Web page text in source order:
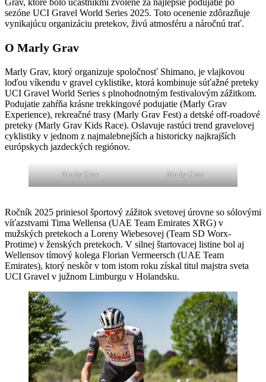
sezóne UCI Gravel World Series 2025. Toto ocenenie zdôrazňuje
vynikajúcu organizáciu pretekov, živú atmosféru a náročnú trať.
O Marly Grav
Marly Grav, ktorý organizuje spoločnosť Shimano, je vlajkovou
loďou víkendu v gravel cyklistike, ktorá kombinuje súťažné preteky
UCI Gravel World Series s plnohodnotným festivalovým zážitkom.
Podujatie zahŕňa krásne trekkingové podujatie (Marly Grav
Experience), rekreačné trasy (Marly Grav Fest) a detské off-roadové
preteky (Marly Grav Kids Race). Oslavuje rastúci trend gravelovej
cyklistiky v jednom z najmalebnejších a historicky najkrajších
európskych jazdeckých regiónov.
Marly Grav Marly Grav
Ročník 2025 priniesol športový zážitok svetovej úrovne so sólovými
víťazstvami Tima Wellensa (UAE Team Emirates XRG) v
mužských pretekoch a Loreny Wiebesovej (Team SD Worx-
Protime) v ženských pretekoch. V silnej štartovacej listine bol aj
Wellensov tímový kolega Florian Vermeersch (UAE Team
Emirates), ktorý neskôr v tom istom roku získal titul majstra sveta
UCI Gravel v južnom Limburgu v Holandsku.